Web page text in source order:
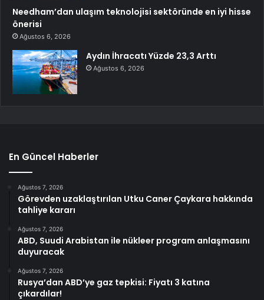
Needham’dan ulaşım teknolojisi sektöründe en iyi hisse
önerisi
Ağustos 6, 2026
Aydın İhracatı Yüzde 23,3 Arttı
Ağustos 6, 2026
En Güncel Haberler
Ağustos 7, 2026
Görevden uzaklaştırılan Utku Caner Çaykara hakkında
tahliye kararı
Ağustos 7, 2026
ABD, Suudi Arabistan ile nükleer program anlaşmasını
duyuracak
Ağustos 7, 2026
Rusya’dan ABD’ye gaz tepkisi: Fiyatı 3 katına
çıkardılar!